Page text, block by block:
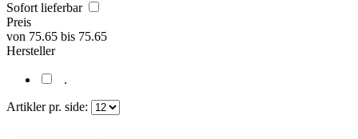
Sofort lieferbar
Preis
von 75.65 bis 75.65
Hersteller
.
Artikler pr. side: